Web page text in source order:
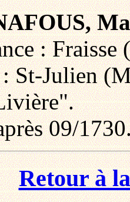
: Fraisse
: St-Julien
09/
Retour à